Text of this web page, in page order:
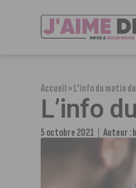
Accueil»L’info du matin
L’info
5 octobre 2021 Auteur :